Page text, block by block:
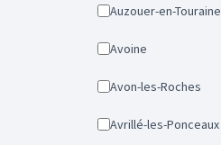
Auzouer-en-Touraine
Avoine
Avon-les-Roches
Avrillé-les-Ponceaux